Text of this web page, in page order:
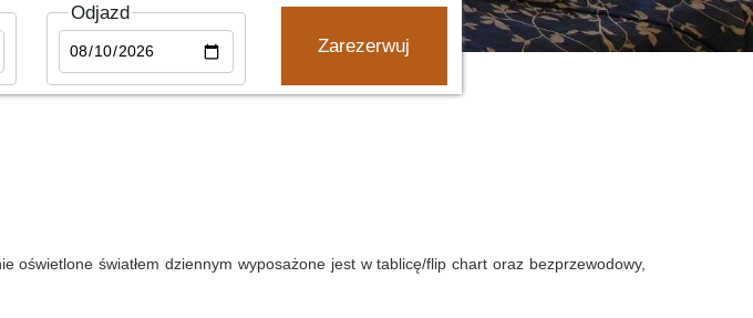
Odjazd
oświetlone światłem dziennym wyposażone jest w tablicę/flip chart oraz bezprzewodowy,